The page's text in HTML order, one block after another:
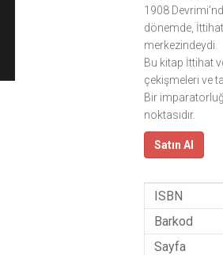
1908
dönemde,
merkezindeydi.
Bu kitap İttihat
çekişmeleri ve
Bir
noktasıdır.
Satın Al
ISBN
Barkod
Sayfa